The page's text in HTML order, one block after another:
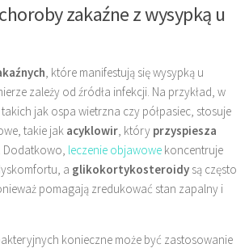
zakaźne z wysypką u
, które manifestują się wysypką u
zależy od źródła infekcji. Na przykład, w
jak ospa wietrzna czy półpasiec, stosuje
takie jak acyklowir , który przyspiesza
. Dodatkowo, leczenie objawowe koncentruje
a glikokortykosteroidy są często
pomagają zredukować stan zapalny i
konieczne może być zastosowanie